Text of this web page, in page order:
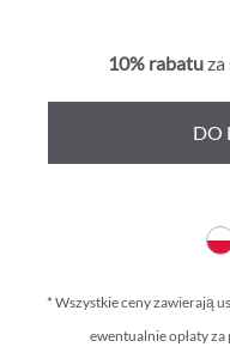
10% rabatuza
DO
* Wszystkie ceny zawierają
ewentualnie opłaty